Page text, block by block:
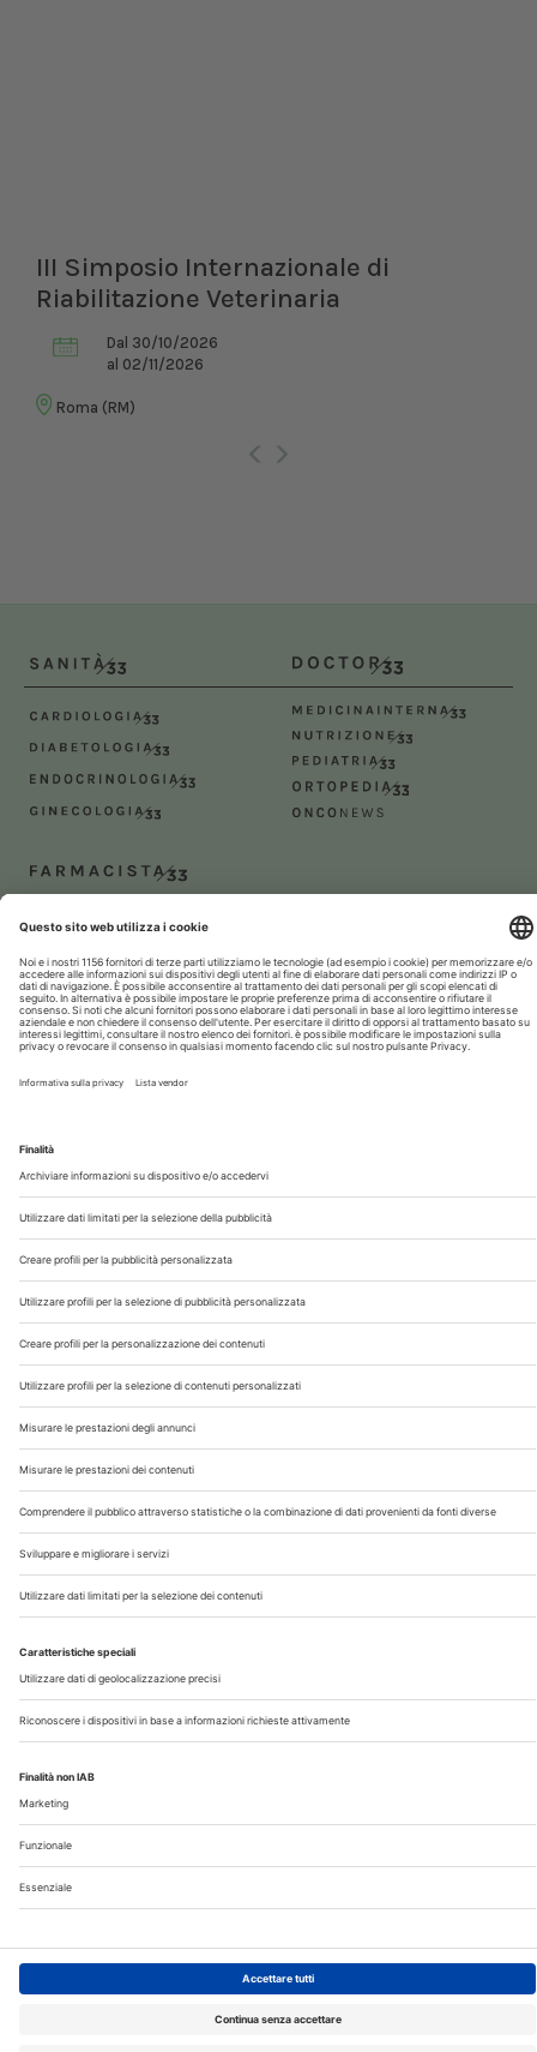
III Simposio Internazionale di
Riabilitazione Veterinaria
Dal 30/10/2026
al 02/11/2026
Roma (RM)
Chi Siamo
Privacy
©2026 Edra S.p.a | www.edraspa.it | P.iva 08056040960
Registrazione Tribunale di Milano n° 5578/2022 del
5/05/2022